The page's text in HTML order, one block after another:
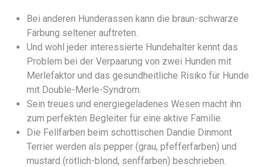
Bei anderen Hunderassen kann die braun-schwarze
Färbung seltener auftreten.
Und wohl jeder interessierte Hundehalter kennt das
Problem bei der Verpaarung von zwei Hunden mit
Merlefaktor und das gesundheitliche Risiko für Hunde
mit Double-Merle-Syndrom.
Sein treues und energiegeladenes Wesen macht ihn
zum perfekten Begleiter für eine aktive Familie.
Die Fellfarben beim schottischen Dandie Dinmont
Terrier werden als pepper (grau, pfefferfarben) und
mustard (rötlich-blond, senffarben) beschrieben.